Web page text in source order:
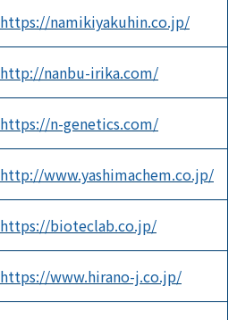
https://namikiyakuhin.co.jp/
http://nanbu-irika.com/
https://n-genetics.com/
http://www.yashimachem.co.jp/
https://bioteclab.co.jp/
https://www.hirano-j.co.jp/